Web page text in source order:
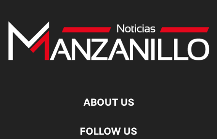
ABOUT US
FOLLOW US